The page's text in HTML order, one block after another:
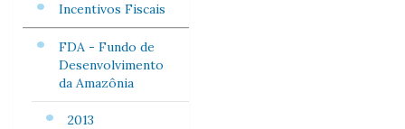
Incentivos Fiscais
FDA - Fundo de
Desenvolvimento
da Amazônia
2013